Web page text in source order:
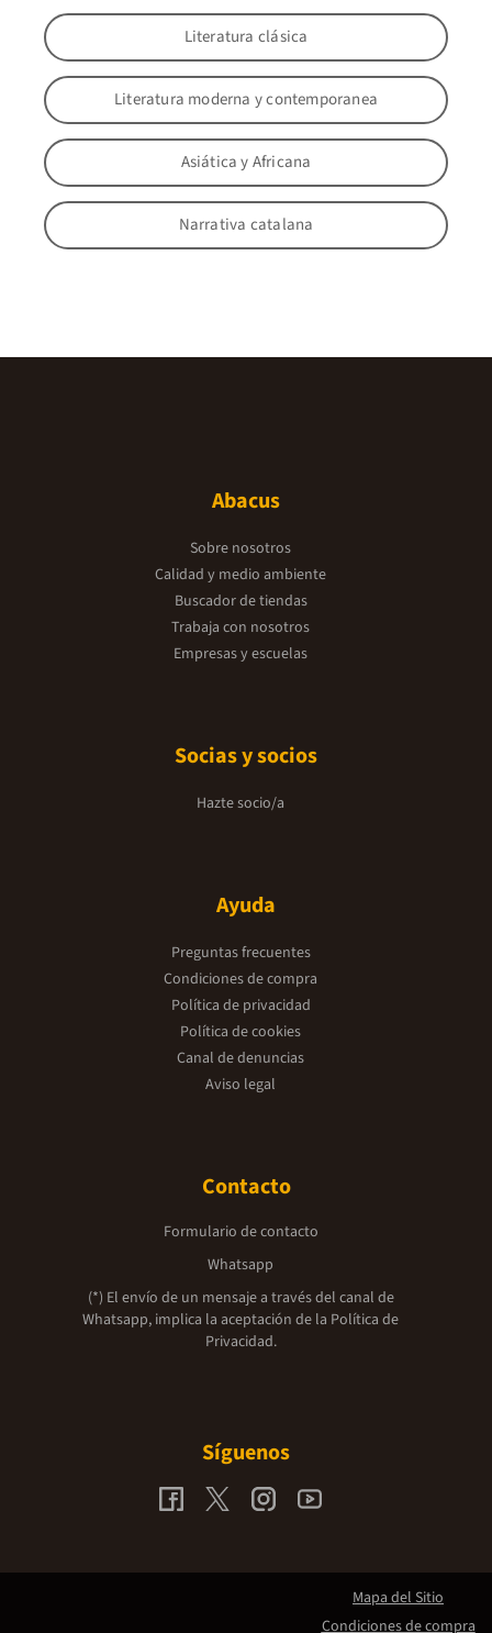
Literatura clásica
Literatura moderna y contemporanea
Asiática y Africana
Narrativa catalana
Abacus
Sobre nosotros
Calidad y medio ambiente
Buscador de tiendas
Trabaja con nosotros
Empresas y escuelas
Socias y socios
Hazte socio/a
Ayuda
Preguntas frecuentes
Condiciones de compra
Política de privacidad
Política de cookies
Canal de denuncias
Aviso legal
Contacto
Formulario de contacto
Whatsapp
(*) El envío de un mensaje a través del canal de
Whatsapp, implica la aceptación de la Política de
Privacidad.
Síguenos
Mapa del Sitio
Condiciones de compra